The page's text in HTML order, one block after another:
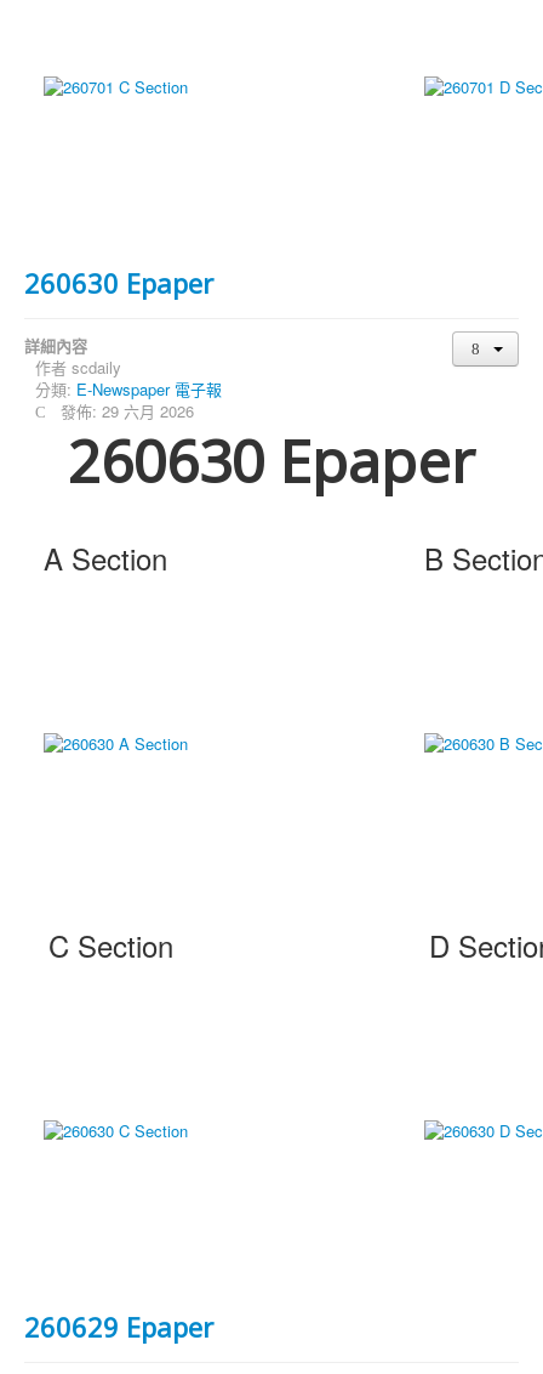
260630 Epaper
詳細內容
作者 scdaily
分類: E-Newspaper 電子報
發佈: 29 六月 2026
260630 Epaper
A Section B
C Section D
260629 Epaper